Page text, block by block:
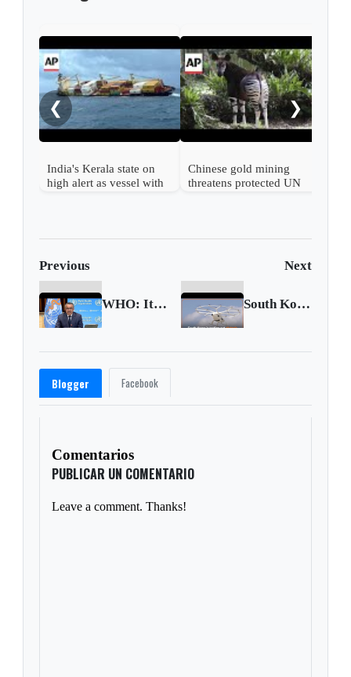
❮
India's Kerala state on
high alert as vessel with
Chinese gold mining
threatens protected UN
❯
Previous Next
WHO: It’s not vaccines or, it’s vaccines and... South Korea tests system for controlling air taxis
Blogger Facebook
Comentarios
PUBLICAR UN COMENTARIO
Leave a comment. Thanks!